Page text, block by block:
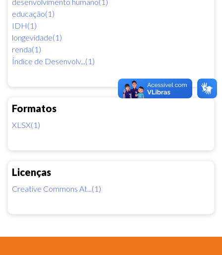
educação(1)
IDH(1)
longevidade(1)
renda(1)
Índice de Desenvolv...(1)
Formatos
XLSX(1)
Licenças
Creative Commons At...(1)